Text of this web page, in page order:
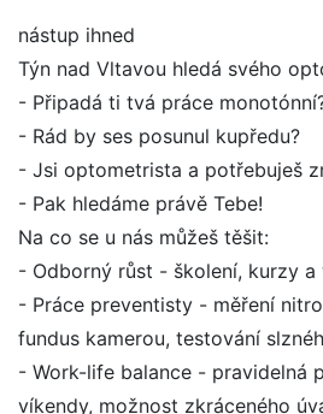
nástup ihned
Týn nad Vltavou hledá svého
- Připadá ti tvá práce
- Rád by ses posunul kupředu?
- Jsi optometrista a potřebuješ
- Pak hledáme právě Tebe!
Na co se u nás můžeš těšit:
- Odborný růst - školení, kurzy
- Práce preventisty - měření
fundus kamerou, testování
- Work-life balance - pravidelná
víkendy, možnost zkráceného